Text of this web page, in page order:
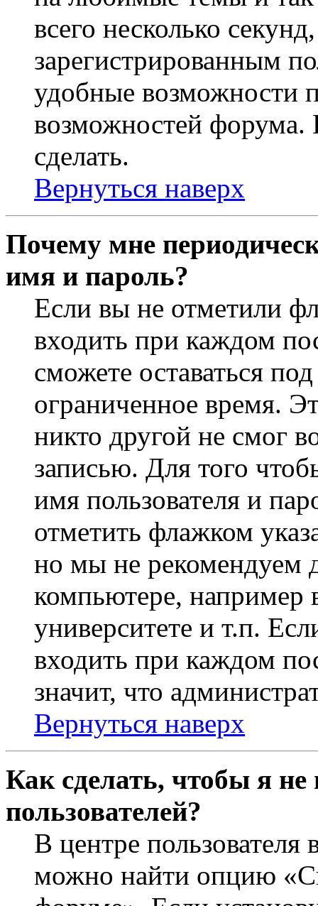
всего несколько
зарегистрированным
удобные возможности
возможностей
сделать.
Вернуться наверх
Почему мне
имя и пароль?
Если вы не отметили
входить при каждом
сможете оставаться
ограниченное время.
никто другой не смог
записью. Для того
имя пользователя и
отметить флажком
но мы не рекомендуем
компьютере, например
университете и т.п.
входить при каждом
значит, что
Вернуться наверх
Как сделать, чтобы я
пользователей?
В центре
можно найти опцию